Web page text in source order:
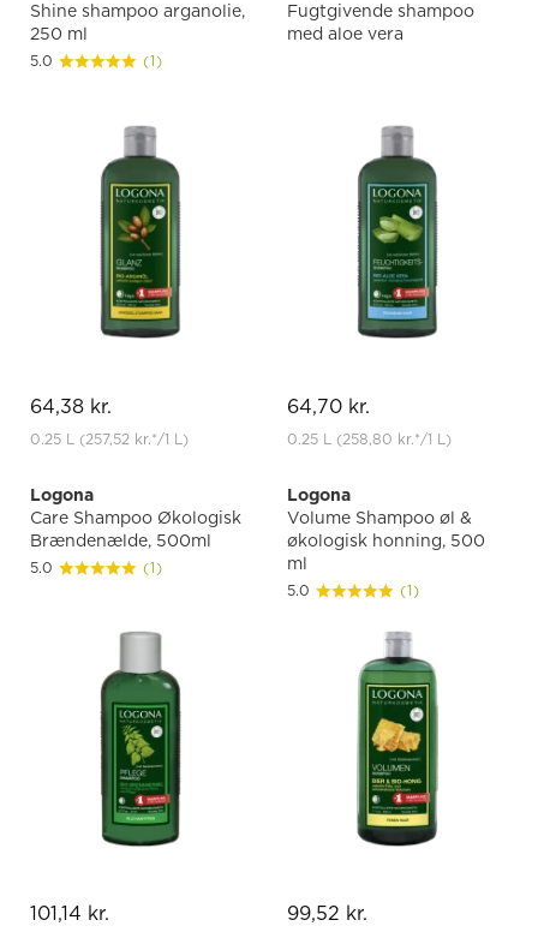
Shine shampoo arganolie,
250 ml
5.0 (1)
64,38 kr.
0.25 L (257,52 kr.*/1 L)
Fugtgivende shampoo
med aloe vera
64,70 kr.
0.25 L (258,80 kr.*/1 L)
Logona
Care Shampoo Økologisk
Brændenælde, 500ml
5.0 (1)
101,14 kr.
Logona
Volume Shampoo øl &
økologisk honning, 500
ml
5.0 (1)
99,52 kr.